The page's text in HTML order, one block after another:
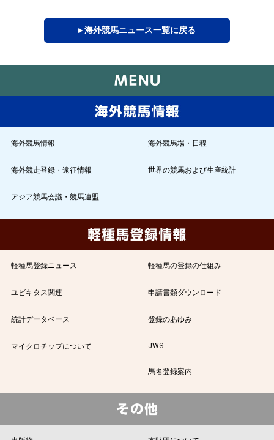
▸ 海外競馬ニュース一覧に戻る
海外競馬情報 海外競馬場・日程
海外競走登録・遠征情報 世界の競馬および生産統計
アジア競馬会議・競馬連盟
軽種馬登録ニュース 軽種馬の登録の仕組み
ユビキタス関連 申請書類ダウンロード
統計データベース 登録のあゆみ
マイクロチップについて JWS
馬名登録案内